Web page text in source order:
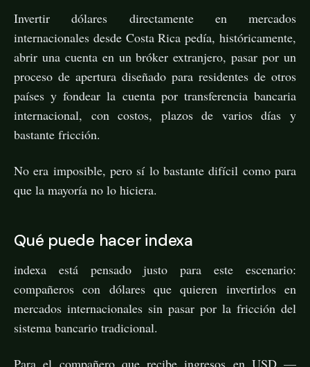
Invertir dólares directamente en mercados
internacionales desde Costa Rica pedía, históricamente,
abrir una cuenta en un bróker extranjero, pasar por un
proceso de apertura diseñado para residentes de otros
países y fondear la cuenta por transferencia bancaria
internacional, con costos, plazos de varios días y
bastante fricción.
No era imposible, pero sí lo bastante difícil como para
que la mayoría no lo hiciera.
Qué puede hacer indexa
indexa está pensado justo para este escenario:
compañeros con dólares que quieren invertirlos en
mercados internacionales sin pasar por la fricción del
sistema bancario tradicional.
Para el compañero que recibe ingresos en USD —